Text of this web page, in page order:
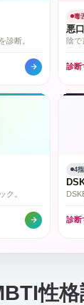
診断。
毒
悪
陰で
診断
ク。
4
診断
性